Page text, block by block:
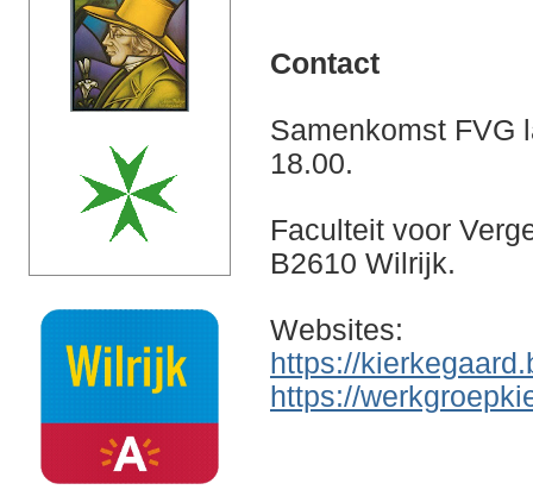
Contact
Samenkomst FVG
18.00.
Faculteit voor
B2610 Wilrijk.
Websites:
https://
https://